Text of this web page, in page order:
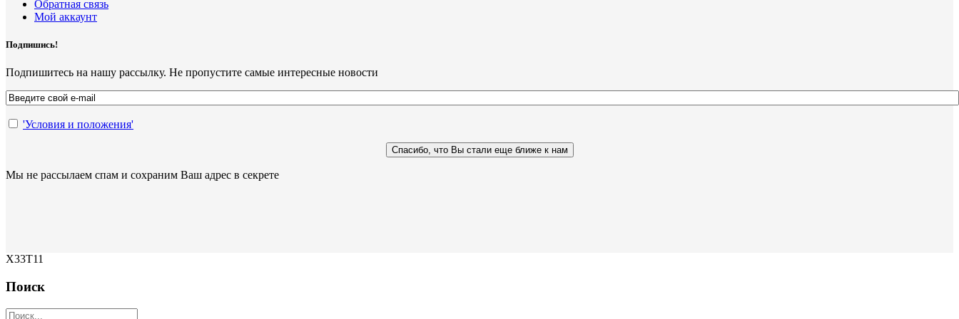
Обратная связь
Мой аккаунт
Подпишись!
Подпишитесь на нашу рассылку. Не пропустите самые интересные новости
'Условия и положения'
Мы не рассылаем спам и сохраним Ваш адрес в секрете
X33T11
Поиск